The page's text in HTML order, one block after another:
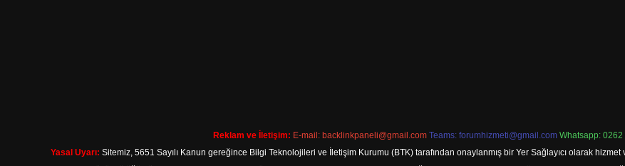
Reklam ve İletişim: E-mail: backlinkpaneli@gmail.com Teams: forumhizmeti@gmail.com Whatsapp: 0262
Yasal Uyarı: Sitemiz, 5651 Sayılı Kanun gereğince Bilgi Teknolojileri ve İletişim Kurumu (BTK) tarafından onaylanmış bir Yer Sağlayıcı olarak